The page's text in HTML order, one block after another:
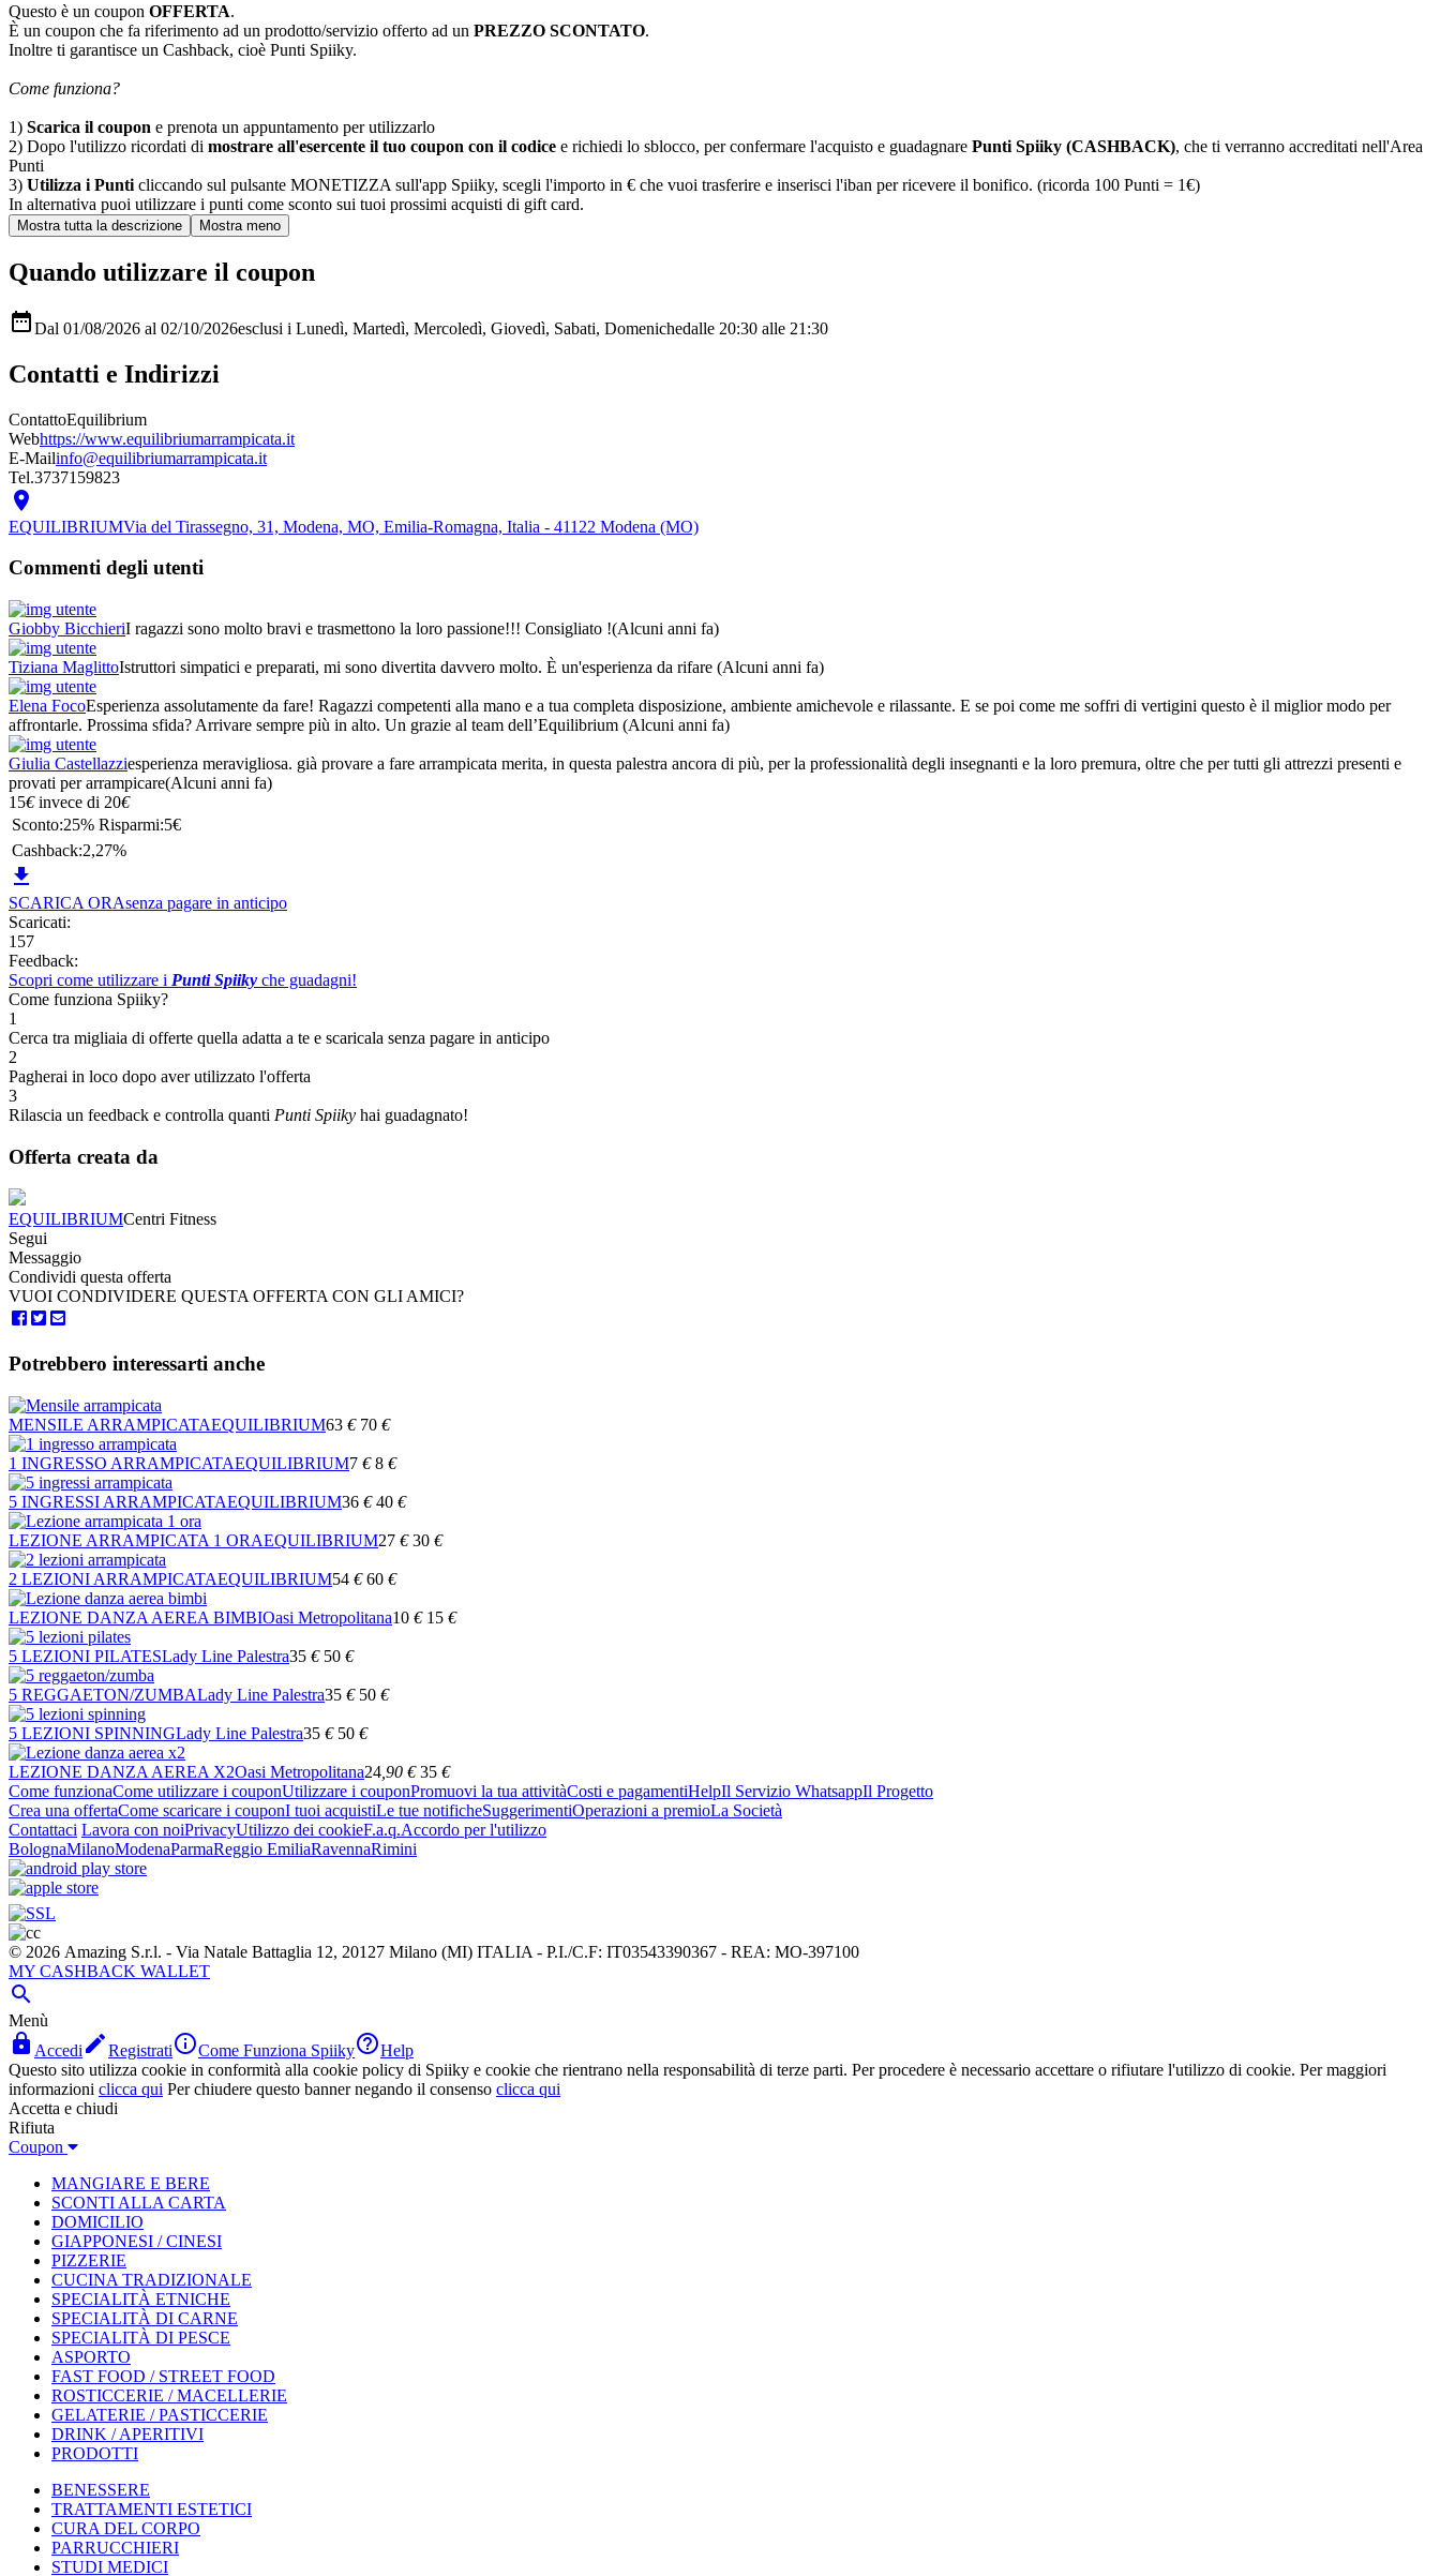
Questo è un coupon OFFERTA.
È un coupon che fa riferimento ad un prodotto/servizio offerto ad un PREZZO SCONTATO.
Inoltre ti garantisce un Cashback, cioè Punti Spiiky.
Come funziona?
1) Scarica il coupon e prenota un appuntamento per utilizzarlo
2) Dopo l'utilizzo ricordati di mostrare all'esercente il tuo coupon con il codice e richiedi lo sblocco, per confermare l'acquisto e guadagnare Punti Spiiky (CASHBACK), che ti verranno accreditati nell'Area
Punti
3) Utilizza i Punti cliccando sul pulsante MONETIZZA sull'app Spiiky, scegli l'importo in € che vuoi trasferire e inserisci l'iban per ricevere il bonifico. (ricorda 100 Punti = 1€)
In alternativa puoi utilizzare i punti come sconto sui tuoi prossimi acquisti di gift card.
Quando utilizzare il coupon
Dal 01/08/2026 al 02/10/2026esclusi i Lunedì, Martedì, Mercoledì, Giovedì, Sabati, Domenichedalle 20:30 alle 21:30
Contatti e Indirizzi
ContattoEquilibrium
Webhttps://www.equilibriumarrampicata.it
E-Mailinfo@equilibriumarrampicata.it
Tel.3737159823

EQUILIBRIUMVia del Tirassegno, 31, Modena, MO, Emilia-Romagna, Italia - 41122 Modena (MO)
Commenti degli utenti
Giobby BicchieriI ragazzi sono molto bravi e trasmettono la loro passione!!! Consigliato !(Alcuni anni fa)
Tiziana MaglittoIstruttori simpatici e preparati, mi sono divertita davvero molto. È un'esperienza da rifare (Alcuni anni fa)
Elena FocoEsperienza assolutamente da fare! Ragazzi competenti alla mano e a tua completa disposizione, ambiente amichevole e rilassante. E se poi come me soffri di vertigini questo è il miglior modo per
affrontarle. Prossima sfida? Arrivare sempre più in alto. Un grazie al team dell’Equilibrium (Alcuni anni fa)
Giulia Castellazziesperienza meravigliosa. già provare a fare arrampicata merita, in questa palestra ancora di più, per la professionalità degli insegnanti e la loro premura, oltre che per tutti gli attrezzi presenti e
provati per arrampicare(Alcuni anni fa)
15€ invece di 20€
Sconto:25% Risparmi:5€
Cashback:2,27%

SCARICA ORAsenza pagare in anticipo
Scaricati:
157
Feedback:
Scopri come utilizzare i Punti Spiiky che guadagni!
Come funziona Spiiky?
1
Cerca tra migliaia di offerte quella adatta a te e scaricala senza pagare in anticipo
2
Pagherai in loco dopo aver utilizzato l'offerta
3
Rilascia un feedback e controlla quanti Punti Spiiky hai guadagnato!
Offerta creata da
EQUILIBRIUMCentri Fitness
Segui
Messaggio
Condividi questa offerta
VUOI CONDIVIDERE QUESTA OFFERTA CON GLI AMICI?
Potrebbero interessarti anche
MENSILE ARRAMPICATAEQUILIBRIUM63 € 70 €
1 INGRESSO ARRAMPICATAEQUILIBRIUM7 € 8 €
5 INGRESSI ARRAMPICATAEQUILIBRIUM36 € 40 €
LEZIONE ARRAMPICATA 1 ORAEQUILIBRIUM27 € 30 €
2 LEZIONI ARRAMPICATAEQUILIBRIUM54 € 60 €
LEZIONE DANZA AEREA BIMBIOasi Metropolitana10 € 15 €
5 LEZIONI PILATESLady Line Palestra35 € 50 €
5 REGGAETON/ZUMBALady Line Palestra35 € 50 €
5 LEZIONI SPINNINGLady Line Palestra35 € 50 €
LEZIONE DANZA AEREA X2Oasi Metropolitana24 ,90 € 35 €
Come funzionaCome utilizzare i couponUtilizzare i couponPromuovi la tua attivitàCosti e pagamentiHelpIl Servizio WhatsappIl Progetto
Crea una offertaCome scaricare i couponI tuoi acquistiLe tue notificheSuggerimentiOperazioni a premioLa Società
Contattaci Lavora con noiPrivacyUtilizzo dei cookieF.a.q.Accordo per l'utilizzo
BolognaMilanoModenaParmaReggio EmiliaRavennaRimini
© 2026 Amazing S.r.l. - Via Natale Battaglia 12, 20127 Milano (MI) ITALIA - P.I./C.F: IT03543390367 - REA: MO-397100
MY CASHBACK WALLET

Menù
 Accedi RegistratiCome Funziona SpiikyHelp
Questo sito utilizza cookie in conformità alla cookie policy di Spiiky e cookie che rientrano nella responsabilità di terze parti. Per procedere è necessario accettare o rifiutare l'utilizzo di cookie. Per maggiori
informazioni clicca qui Per chiudere questo banner negando il consenso clicca qui
Accetta e chiudi
Rifiuta
Coupon
MANGIARE E BERE
SCONTI ALLA CARTA
DOMICILIO
GIAPPONESI / CINESI
PIZZERIE
CUCINA TRADIZIONALE
SPECIALITÀ ETNICHE
SPECIALITÀ DI CARNE
SPECIALITÀ DI PESCE
ASPORTO
FAST FOOD / STREET FOOD
ROSTICCERIE / MACELLERIE
GELATERIE / PASTICCERIE
DRINK / APERITIVI
PRODOTTI
BENESSERE
TRATTAMENTI ESTETICI
CURA DEL CORPO
PARRUCCHIERI
STUDI MEDICI